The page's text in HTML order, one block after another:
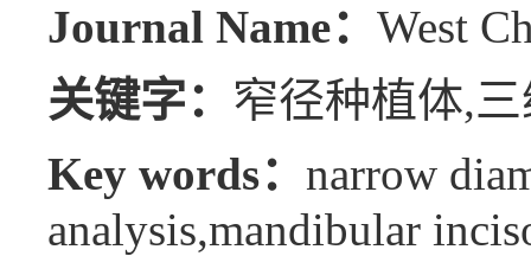
Journal Name： West
关键字： 窄径种植体,
Key words： narrow
analysis,mandibular